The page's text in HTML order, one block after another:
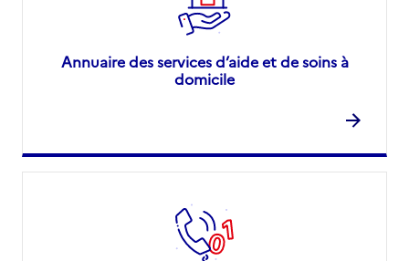
Annuaire des services d’aide et de soins à
domicile